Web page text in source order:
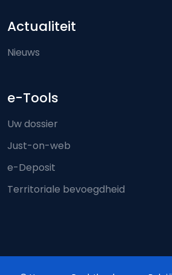
Actualiteit
Nieuws
e-Tools
Uw dossier
Just-on-web
e-Deposit
Territoriale bevoegdheid